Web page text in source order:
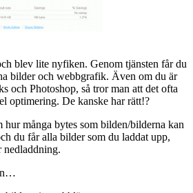
blev lite nyfiken. Genom tjänsten får du
bilder och webbgrafik. Även om du är
och Photoshop, så tror man att det ofta
optimering. De kanske har rätt!?
många bytes som bilden/bilderna kan
du får alla bilder som du laddat upp,